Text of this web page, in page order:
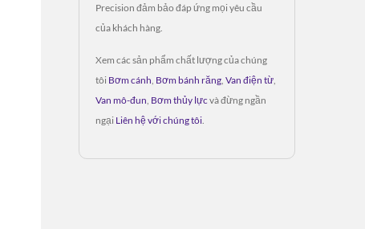
Precision đảm bảo đáp ứng mọi yêu cầu
của khách hàng.
Xem các sản phẩm chất lượng của chúng
tôi Bơm cánh Bơm bánh răng Van điện từ
Van mô-đun Bơm thủy lực và đừng ngần
ngại Liên hệ với chúng tôi